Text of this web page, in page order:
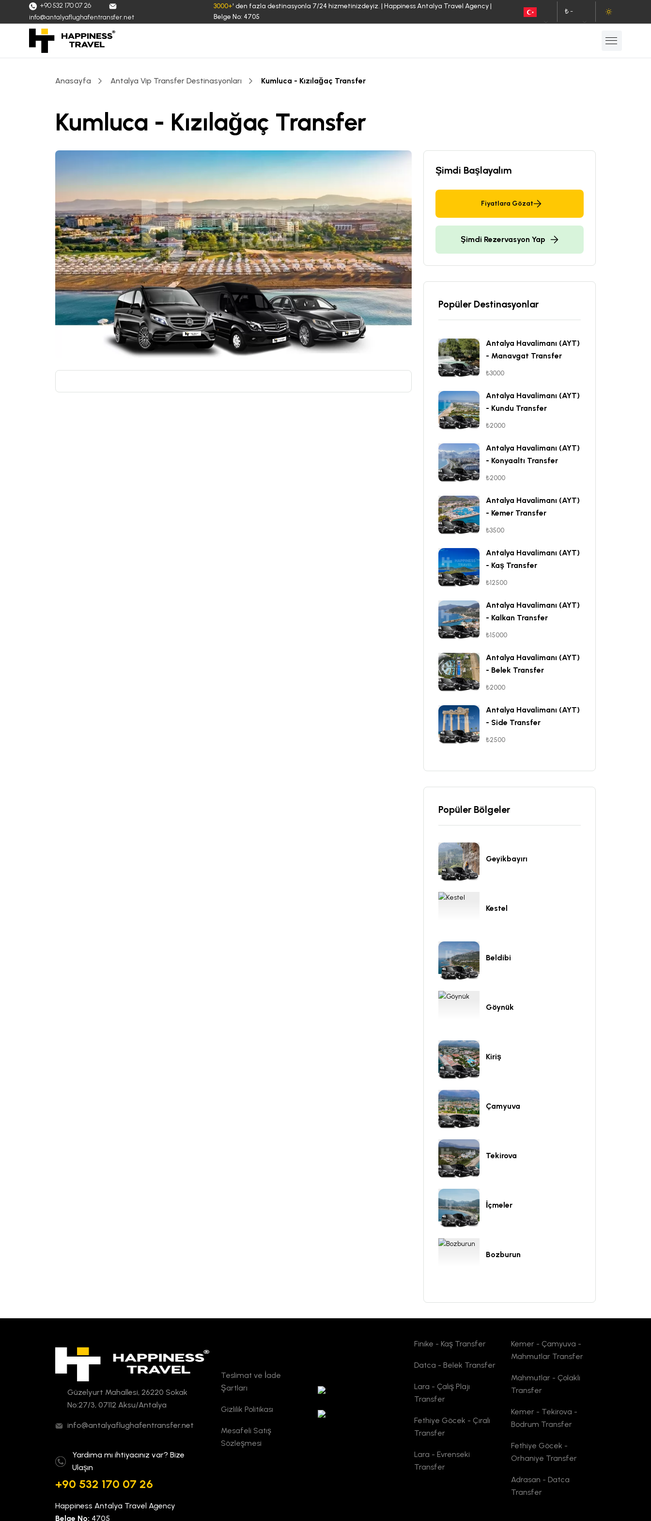
+90 532 170 07 26
info@antalyaflughafentransfer.net
3000+' den fazla destinasyonla 7/24 hizmetinizdeyiz. | Happiness Antalya Travel Agency |
Belge No: 4705
₺ -
Anasayfa Antalya Vip Transfer Destinasyonları Kumluca - Kızılağaç Transfer
Kumluca - Kızılağaç Transfer
Şimdi Başlayalım
Fiyatlara Gözat
Şimdi Rezervasyon Yap
Popüler Destinasyonlar
Antalya Havalimanı (AYT)
- Manavgat Transfer
₺3000
Antalya Havalimanı (AYT)
- Kundu Transfer
₺2000
Antalya Havalimanı (AYT)
- Konyaaltı Transfer
₺2000
Antalya Havalimanı (AYT)
- Kemer Transfer
₺3500
Antalya Havalimanı (AYT)
- Kaş Transfer
₺12500
Antalya Havalimanı (AYT)
- Kalkan Transfer
₺15000
Antalya Havalimanı (AYT)
- Belek Transfer
₺2000
Antalya Havalimanı (AYT)
- Side Transfer
₺2500
Popüler Bölgeler
Geyikbayırı
Kestel
Beldibi
Göynük
Kiriş
Çamyuva
Tekirova
İçmeler
Bozburun
Güzelyurt Mahallesi, 26220 Sokak
No:27/3, 07112 Aksu/Antalya
info@antalyaflughafentransfer.net
Yardıma mı ihtiyacınız var? Bize
Ulaşın
+90 532 170 07 26
Happiness Antalya Travel Agency
Belge No: 4705
Teslimat ve İade
Şartları
Gizlilik Politikası
Mesafeli Satış
Sözleşmesi
Finike - Kaş Transfer
Datca - Belek Transfer
Lara - Çalış Plajı
Transfer
Fethiye Göcek - Çıralı
Transfer
Lara - Evrenseki
Transfer
Kemer - Çamyuva -
Mahmutlar Transfer
Mahmutlar - Çolaklı
Transfer
Kemer - Tekirova -
Bodrum Transfer
Fethiye Göcek -
Orhaniye Transfer
Adrasan - Datca
Transfer